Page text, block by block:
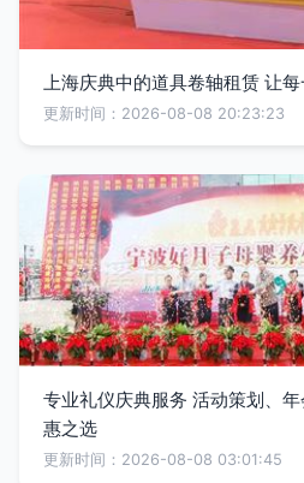
上海庆典中的道具卷轴租赁 让
更新时间：2026-08-08 20:23:23
专业礼仪庆典服务 活动策划、
惠之选
更新时间：2026-08-08 03:01:45